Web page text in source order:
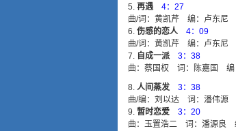
再遇
4：27
曲/词：黄凯芹 编：卢东尼
伤感的恋人
4：09
曲/词：黄凯芹 编：卢东尼
自成一派
3：38
曲：蔡国权 词：陈嘉国 编
人间蒸发
3：38
曲/编：刘以达 词：潘伟源
暂时恋爱
3：20
曲：玉置浩二 词：潘源良